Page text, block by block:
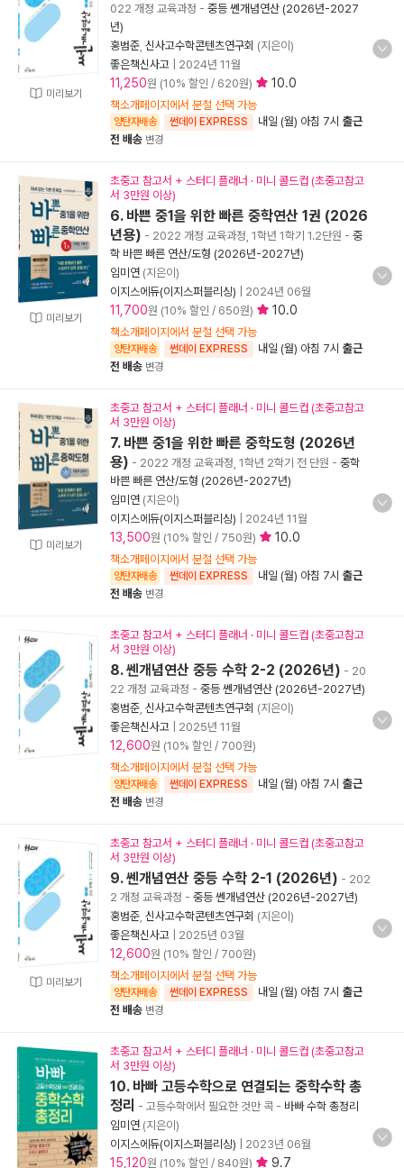
미리보기
022 개정 교육과정 - 중등 쎈개념연산 (2026년-2027
년)
홍범준 신사고수학콘텐츠연구회 (지은이)
좋은책신사고
2024년 11월
11,250원 (10% 할인 / 620원) 10.0
책소개페이지에서 분철 선택 가능
양탄자배송 썬데이 EXPRESS 내일 (월) 아침 7시 출근
전 배송 변경
미리보기
초중고 참고서 + 스터디 플래너 · 미니 콜드컵 (초중고참고
서 3만원 이상)
6. 바쁜 중1을 위한 빠른 중학연산 1권 (2026
년용) - 2022 개정 교육과정, 1학년 1학기 1.2단원 - 중
학 바쁜 빠른 연산/도형 (2026년-2027년)
임미연 (지은이)
이지스에듀(이지스퍼블리싱)
2024년 06월
11,700원 (10% 할인 / 650원) 10.0
책소개페이지에서 분철 선택 가능
양탄자배송 썬데이 EXPRESS 내일 (월) 아침 7시 출근
전 배송 변경
미리보기
초중고 참고서 + 스터디 플래너 · 미니 콜드컵 (초중고참고
서 3만원 이상)
7. 바쁜 중1을 위한 빠른 중학도형 (2026년
용) - 2022 개정 교육과정, 1학년 2학기 전 단원 - 중학
바쁜 빠른 연산/도형 (2026년-2027년)
임미연 (지은이)
이지스에듀(이지스퍼블리싱)
2024년 11월
13,500원 (10% 할인 / 750원) 10.0
책소개페이지에서 분철 선택 가능
양탄자배송 썬데이 EXPRESS 내일 (월) 아침 7시 출근
전 배송 변경
초중고 참고서 + 스터디 플래너 · 미니 콜드컵 (초중고참고
서 3만원 이상)
8. 쎈개념연산 중등 수학 2-2 (2026년) - 20
22 개정 교육과정 - 중등 쎈개념연산 (2026년-2027년)
홍범준 신사고수학콘텐츠연구회 (지은이)
좋은책신사고
2025년 11월
12,600원 (10% 할인 / 700원)
책소개페이지에서 분철 선택 가능
양탄자배송 썬데이 EXPRESS 내일 (월) 아침 7시 출근
전 배송 변경
미리보기
초중고 참고서 + 스터디 플래너 · 미니 콜드컵 (초중고참고
서 3만원 이상)
9. 쎈개념연산 중등 수학 2-1 (2026년) - 202
2 개정 교육과정 - 중등 쎈개념연산 (2026년-2027년)
홍범준 신사고수학콘텐츠연구회 (지은이)
좋은책신사고
2025년 03월
12,600원 (10% 할인 / 700원)
책소개페이지에서 분철 선택 가능
양탄자배송 썬데이 EXPRESS 내일 (월) 아침 7시 출근
전 배송 변경
초중고 참고서 + 스터디 플래너 · 미니 콜드컵 (초중고참고
서 3만원 이상)
10. 바빠 고등수학으로 연결되는 중학수학 총
정리 - 고등수학에서 필요한 것만 콕 - 바빠 수학 총정리
임미연 (지은이)
이지스에듀(이지스퍼블리싱)
2023년 06월
15,120원 (10% 할인 / 840원) 9.7